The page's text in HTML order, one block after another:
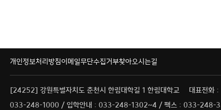
개인정보처리방침이메일무단수집거부찾아오시는길
[24252] 강원특별자치도 춘천시 한림대학길 1 한림대학교
대표전화 :
033-248-1000 / 입학안내 : 033-248-1302~4 / 팩스 : 033-248-